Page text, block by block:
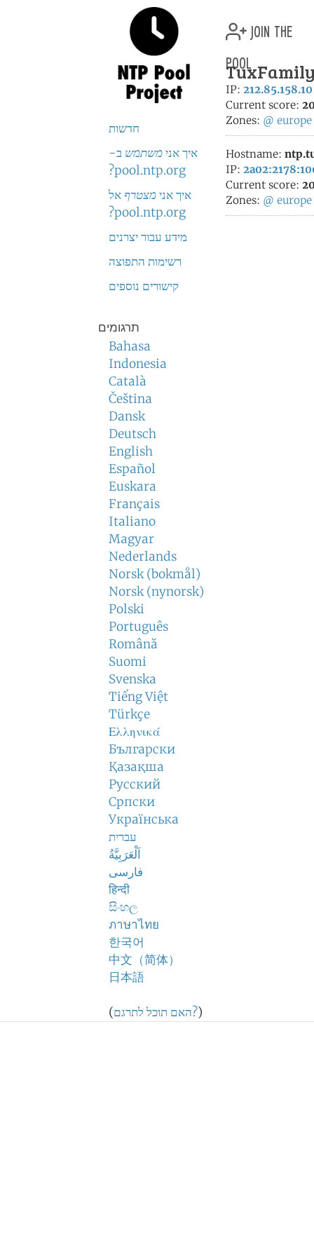
חדשות
איך אנימשתמש ב-
pool.ntp.org?
איך אנימצטרף אל
pool.ntp.org?
מידע עבור יצרנים
רשימות התפוצה
קישורים נוספים
תרגומים
Bahasa
Indonesia
Català
Čeština
Dansk
Deutsch
English
Español
Euskara
Français
Italiano
Magyar
Nederlands
Norsk (bokmål)
Norsk (nynorsk)
Polski
Português
Română
Suomi
Svenska
Tiếng Việt
Türkçe
Ελληνικά
Български
Қазақша
Русский
Српски
Українська
עברית
اَلْعَرَبِيَّةُ
فارسی
हिन्दी
සිංහල
ภาษาไทย
한국어
中文（简体）
日本語
( האם תוכל לתרגם?)
join the
pool
IP: 212.85.158.10
Current score:
Zones: @ europe
Hostname:
IP:
Current score:
Zones: @ europe